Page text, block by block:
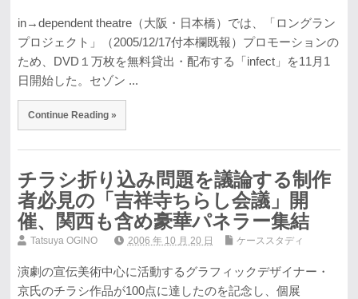
in→dependent theatre（大阪・日本橋）では、「ロングラン
プロジェクト」（2005/12/17付本欄既報）プロモーションの
ため、DVD１万枚を無料貸出・配布する「infect」を11月1
日開始した。セゾン ...
Continue Reading »
チラシ折り込み問題を議論する制作
者必見の「吉祥寺ちらし会議」開
催、関西も含め豪華パネラー集結
Tatsuya OGINO 2006 年 10 月 20 日 ケーススタディ
演劇の宣伝美術中心に活動するグラフィックデザイナー・
京氏のチラシ作品が100点に達したのを記念し、個展